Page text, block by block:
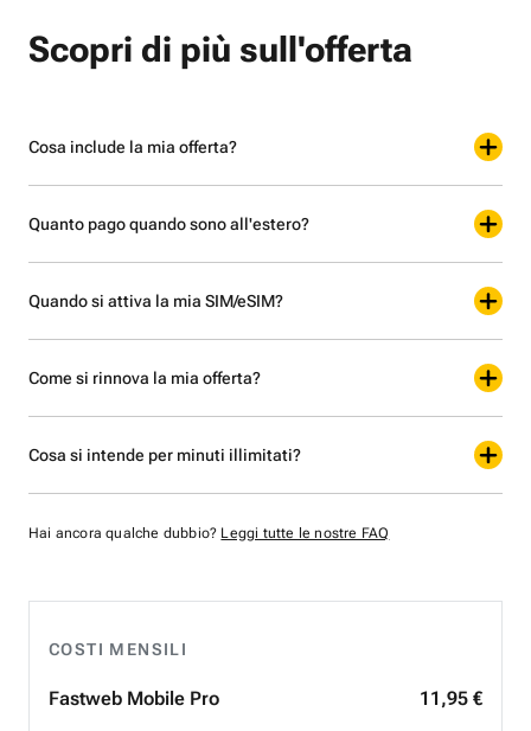
COSTI MENSILI
Fastweb Mobile Pro 11,95 €
Scopri di più sull'offerta
Cosa include la mia offerta?
Quanto pago quando sono all'estero?
Quando si attiva la mia SIM/eSIM?
Come si rinnova la mia offerta?
Cosa si intende per minuti illimitati?
Hai ancora qualche dubbio? Leggi tutte le nostre FAQ